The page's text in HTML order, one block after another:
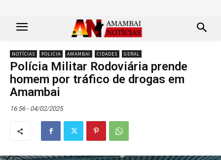
NOTÍCIAS POLICIA AMAMBAI CIDADES GERAL
Polícia Militar Rodoviária prende
homem por tráfico de drogas em
Amambai
16:56 - 04/02/2025